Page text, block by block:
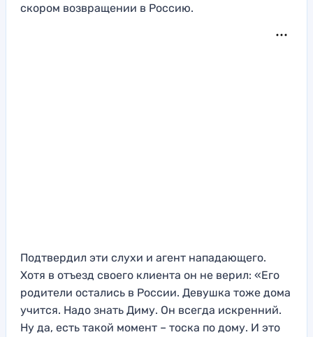
скором возвращении в Россию.
Подтвердил эти слухи и агент нападающего.
Хотя в отъезд своего клиента он не верил: «Его
родители остались в России. Девушка тоже дома
учится. Надо знать Диму. Он всегда искренний.
Ну да, есть такой момент – тоска по дому. И это